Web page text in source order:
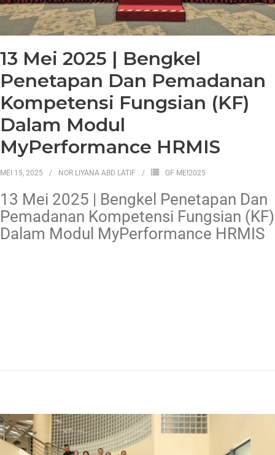
13 Mei 2025 | Bengkel
Penetapan Dan Pemadanan
Kompetensi Fungsian (KF)
Dalam Modul
MyPerformance HRMIS
MEI 15, 2025 NOR LIYANA ABD LATIF GF MEI2025
13 Mei 2025 | Bengkel Penetapan Dan
Pemadanan Kompetensi Fungsian (KF)
Dalam Modul MyPerformance HRMIS